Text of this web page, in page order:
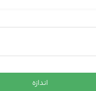
اندازه